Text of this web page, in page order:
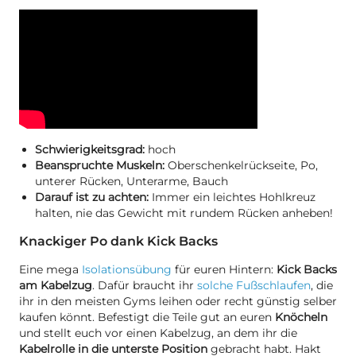
Schwierigkeitsgrad: hoch
Beanspruchte Muskeln: Oberschenkelrückseite, Po,
unterer Rücken, Unterarme, Bauch
Darauf ist zu achten: Immer ein leichtes Hohlkreuz
halten, nie das Gewicht mit rundem Rücken anheben!
Knackiger Po dank Kick Backs
Eine mega Isolationsübung für euren Hintern: Kick Backs
am Kabelzug. Dafür braucht ihr solche Fußschlaufen, die
ihr in den meisten Gyms leihen oder recht günstig selber
kaufen könnt. Befestigt die Teile gut an euren Knöcheln
und stellt euch vor einen Kabelzug, an dem ihr die
Kabelrolle in die unterste Position gebracht habt. Hakt